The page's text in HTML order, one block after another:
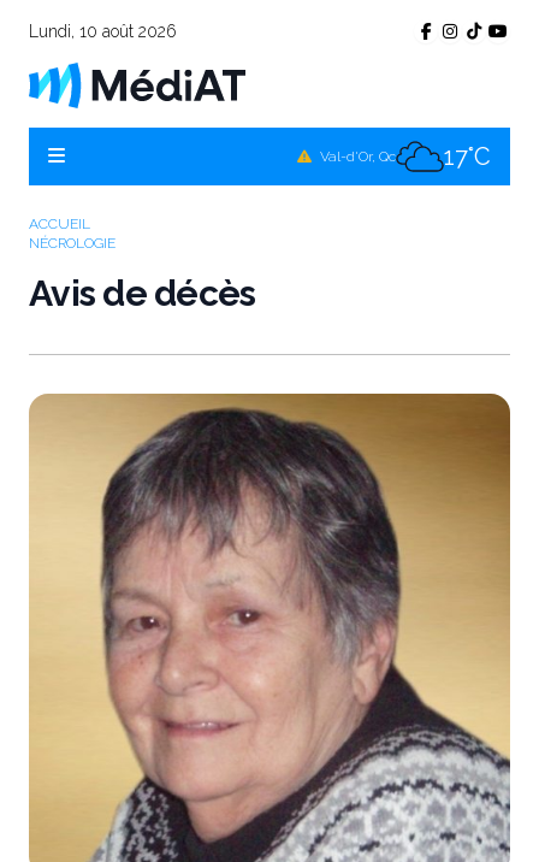
Lundi, 10 août 2026
Val-d'Or, Qc 17°C
ACCUEIL
NÉCROLOGIE
Avis de décès